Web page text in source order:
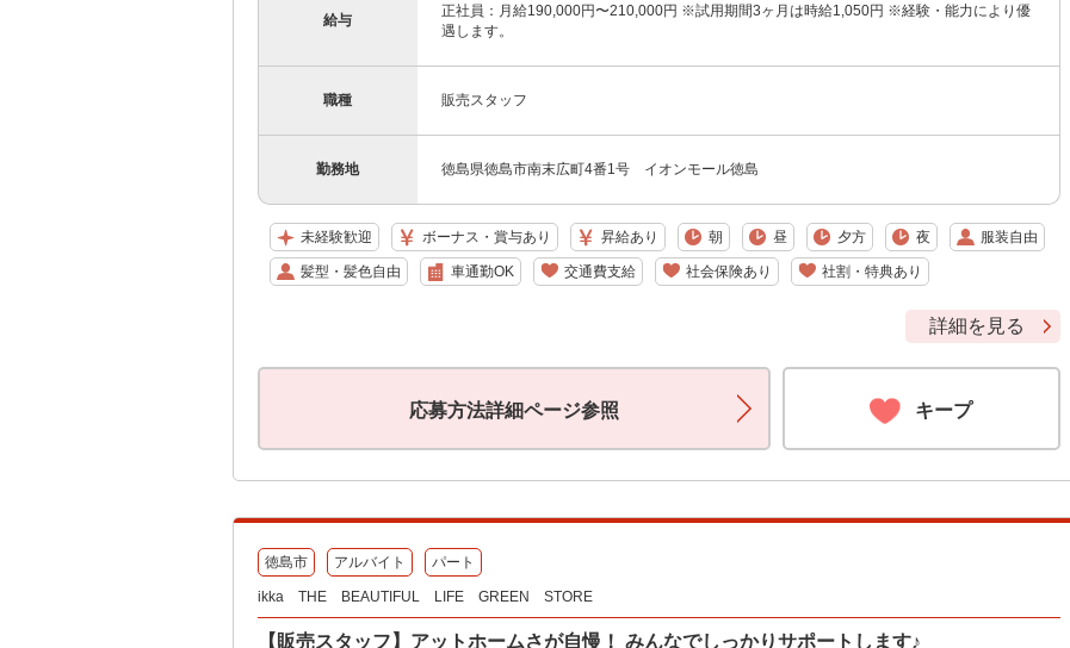
給与
正社員：月給190,000円〜210,000円 ※試用期間3ヶ月は時給1,050円 ※経験・能力により優
遇します。
職種 販売スタッフ
勤務地 徳島県徳島市南末広町4番1号 イオンモール徳島
未経験歓迎 ボーナス・賞与あり 昇給あり 朝 昼 夕方 夜 服装自由
髪型・髪色自由 車通勤OK 交通費支給 社会保険あり 社割・特典あり
詳細を見る
応募方法詳細ページ参照 キープ
徳島市 アルバイト パート
ikka THE BEAUTIFUL LIFE GREEN STORE
【販売スタッフ】アットホームさが自慢！ みんなでしっかりサポートします♪